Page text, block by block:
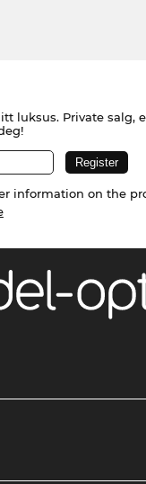
luksus. Private salg,
information on the